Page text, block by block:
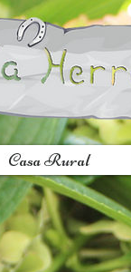
Casa Rural